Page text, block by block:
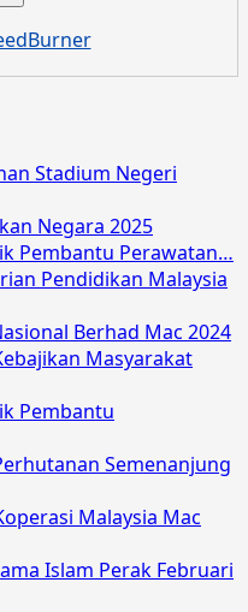
Stadium Negeri
Negara 2025
Pembantu Perawatan…
Pendidikan Malaysia
Berhad Mac 2024
Masyarakat
Pembantu
Semenanjung
Malaysia Mac
Islam Perak Februari